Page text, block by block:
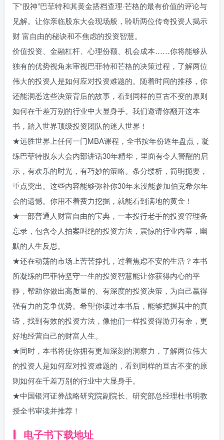
下“股神”巴菲特和其黄金搭档查理·芒格的最有价值的评论与
见解。让你亲临股东大会现场般，聆听两位传奇投资人揭示
财 富自由的秘诀和不焦虑的投资智慧。
价值投资、金融杠杆、心理份额、机会成本……你将能够从
独有的优势视角来审视巴菲特和芒格的决策过程，了解两位
伟大的投资人是如何应对投资难题的。随着时间的推移，你
还能洞悉这些决策背后的故事，看到同样的亘古不变的原则
如何在千差万别的行业中大显身手。我们邀请你翻开这本
书，踏入世界顶级投资团队的迷人世界！
★远胜世界上任何一门MBA课程，全书按年份逐年盘点，凝
练巴菲特股东大会内部讲话30年精华，里面有令人警醒的启
示，有欢乐的时光，有巧妙的策略。条分缕析，简明扼要，
重点突出。这些内容能够弥补你30年来没能参加伯克希尔年
会的遗憾。你用不着费力挖掘，就能看到满地的黄金！
★一部普通人财富自由的宝典，一本投行老手的投资管理备
忘录，包含令人拍案叫绝的投资方法，震惊的行业内幕，幽
默的人生反思。
★还在动荡的市场上苦苦挣扎，过着焦虑不安的生活？本书
所凝练的巴菲特坚守一生的投资智慧能让你获得内心的平
静，帮助你做出高质量的、有深度的投资决策，为自己赢得
强有力的竞争优势。希望你读过本书后，能够把握其中的真
谛，找到有效的投资方法，像他们一样投资得游刃有余，更
好地经营自己的财富人生。
★同时，本书将使你拥有更加深刻的洞察力，了解两位伟大
的投资人是如何应对投资难题的，看到同样的亘古不变的原
则如何在千差万别的行业中大显身手。
★中国银河证券战略研究院副院长、研究部总经理杜书明教
授全书审读并推荐！
电子书下载地址